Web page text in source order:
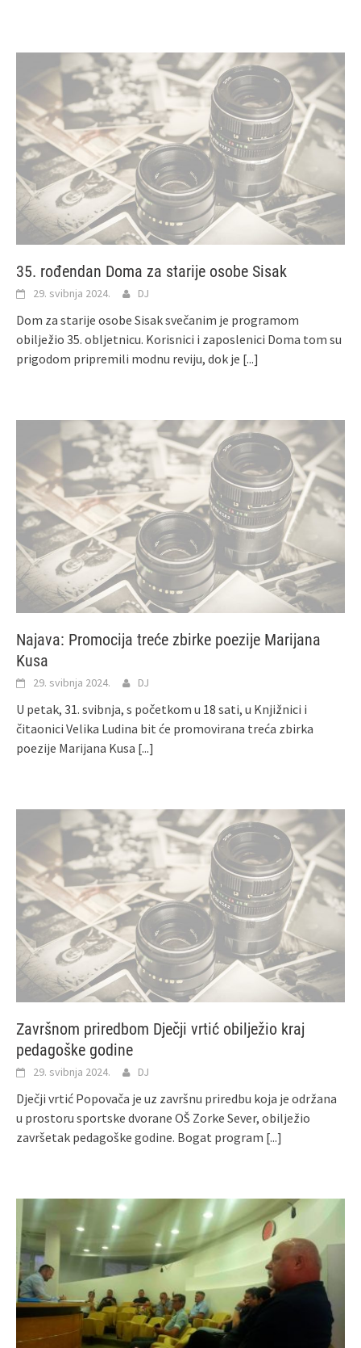
35. rođendan Doma za starije osobe Sisak
29. svibnja 2024. DJ
Dom za starije osobe Sisak svečanim je programom
obilježio 35. obljetnicu. Korisnici i zaposlenici Doma tom su
prigodom pripremili modnu reviju, dok je [...]
Najava: Promocija treće zbirke poezije Marijana
Kusa
29. svibnja 2024. DJ
U petak, 31. svibnja, s početkom u 18 sati, u Knjižnici i
čitaonici Velika Ludina bit će promovirana treća zbirka
poezije Marijana Kusa [...]
Završnom priredbom Dječji vrtić obilježio kraj
pedagoške godine
29. svibnja 2024. DJ
Dječji vrtić Popovača je uz završnu priredbu koja je održana
u prostoru sportske dvorane OŠ Zorke Sever, obilježio
završetak pedagoške godine. Bogat program [...]